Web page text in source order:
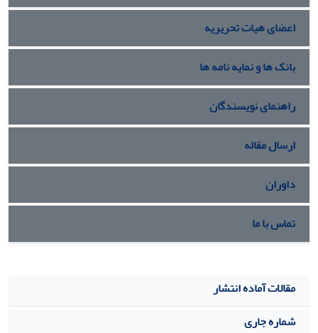
اعضای هیات تحریریه
بانک ها و نمایه نامه ها
راهنمای نویسندگان
ارسال مقاله
داوران
تماس با ما
مقالات آماده انتشار
شماره جاری